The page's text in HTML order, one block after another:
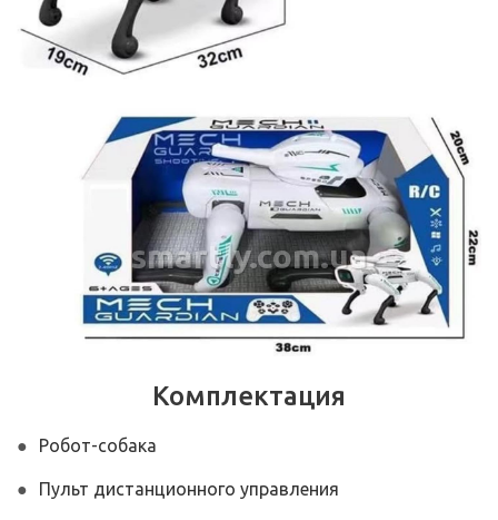
smartly.com.ua
Комплектация
Робот-собака
Пульт дистанционного управления